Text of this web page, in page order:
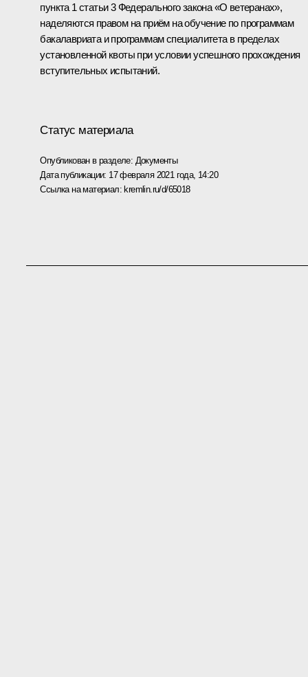
пункта 1 статьи 3 Федерального закона «О ветеранах»,
наделяются правом на приём на обучение по программам
бакалавриата и программам специалитета в пределах
установленной квоты при условии успешного прохождения
вступительных испытаний.
Статус материала
Опубликован в разделе: Документы
Дата публикации: 17 февраля 2021 года, 14:20
Ссылка на материал: kremlin.ru/d/65018